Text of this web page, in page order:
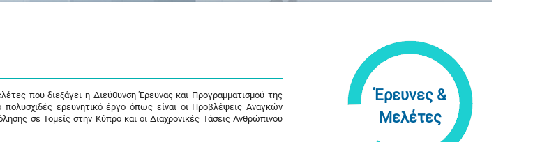
που διεξάγει η Διεύθυνση Έρευνας και Προγραμματισμού της
ερευνητικό έργο όπως είναι οι Προβλέψεις Αναγκών
σε Τομείς στην Κύπρο και οι Διαχρονικές Τάσεις Ανθρώπινου
Έρευνες &
Μελέτες